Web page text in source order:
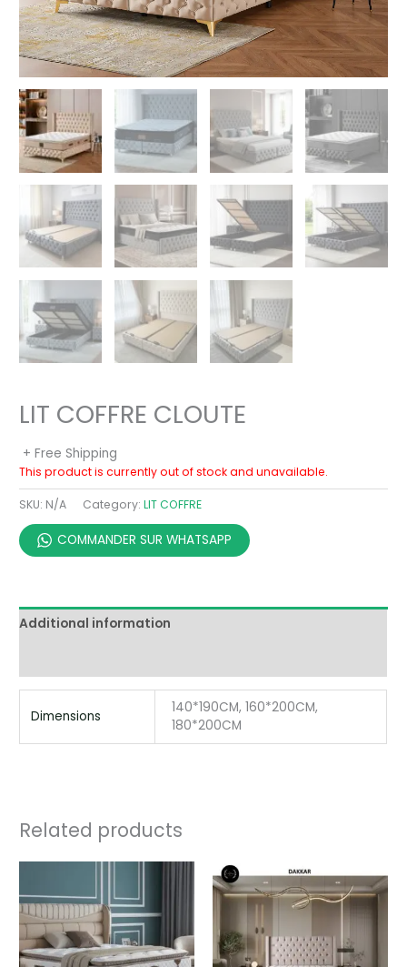
LIT COFFRE CLOUTE
+ Free Shipping
This product is currently out of stock and unavailable.
SKU: N/A Category:LIT COFFRE
COMMANDER SUR WHATSAPP
Additional information
Dimensions
140*190CM, 160*200CM,
180*200CM
Related products
range:
750,00 €
through